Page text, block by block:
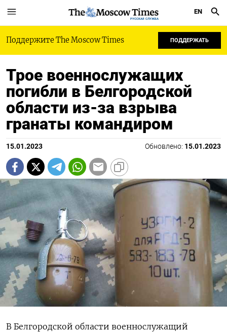
РУССКАЯ СЛУЖБА
EN
Поддержите The Moscow Times ПОДДЕРЖАТЬ
Трое военнослужащих
погибли в Белгородской
области из-за взрыва
гранаты командиром
15.01.2023 Обновлено: 15.01.2023
В Белгородской области военнослужащий